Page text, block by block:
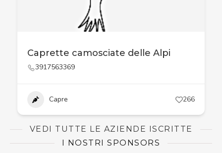
Caprette camosciate delle Alpi
3917563369
Capre 266
VEDI TUTTE LE AZIENDE ISCRITTE
I NOSTRI SPONSORS